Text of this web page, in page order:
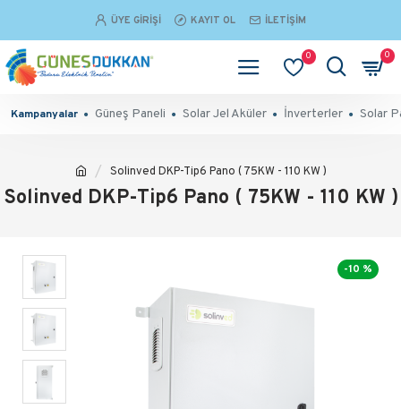
ÜYE GIRIŞI KAYIT OL İLETIŞIM
0 0
Kampanyalar Güneş Paneli Solar Jel Aküler İnverterler Solar
Solinved DKP-Tip6 Pano ( 75KW - 110 KW )
Solinved DKP-Tip6 Pano ( 75KW - 110 KW )
-10 %